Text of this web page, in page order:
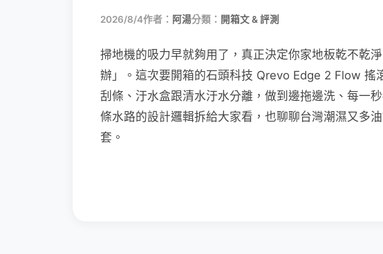
2026/8/4作者： 阿湯分類： 開箱文 & 評測
掃地機的吸力早就夠用了，真正決定你家地板乾不乾
辦」。這次要開箱的石頭科技 Qrevo Edge 2 Flow 搖
刮條、汙水盒跟清水汙水分離，做到邊拖邊洗、每一
條水路的設計邏輯拆給大家看，也聊聊台灣潮濕又多
套。